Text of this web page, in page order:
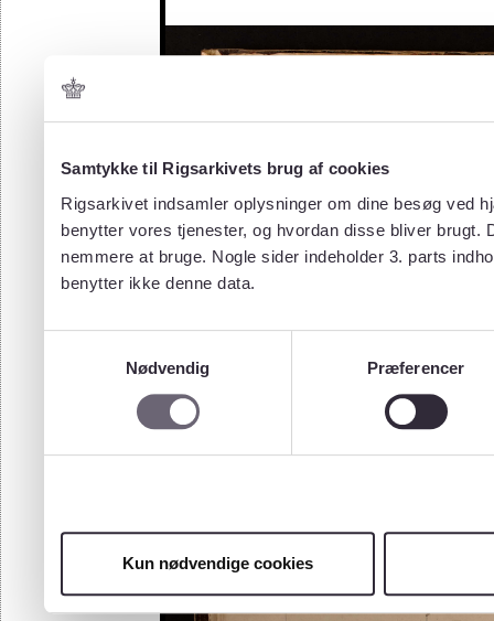
Samtykke til Rigsarkivets brug af cookies
Rigsarkivet indsamler oplysninger om dine besøg ved
benytter vores tjenester, og hvordan disse bliver
nemmere at bruge. Nogle sider indeholder 3. parts
benytter ikke denne data.
Nødvendig
Præferencer
Kun nødvendige cookies